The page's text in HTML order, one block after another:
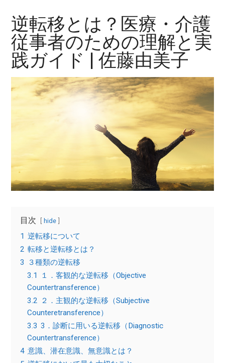
逆転移とは？医療・介護
従事者のための理解と実
践ガイド | 佐藤由美子
目次 hide
1 逆転移について
2 転移と逆転移とは？
3
３種類の逆転移
3.1
１．客観的な逆転移（Objective
Countertransference）
3.2 ２．主観的な逆転移（Subjective
Counteretransference）
3.3 3．診断に用いる逆転移（Diagnostic
Countertransference）
4 意識、潜在意識、無意識とは？